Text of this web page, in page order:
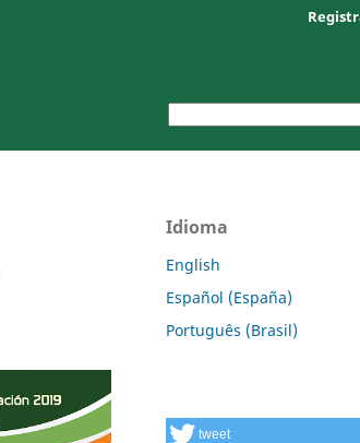
Idioma
English
Español (España)
Português (Brasil)
tweet